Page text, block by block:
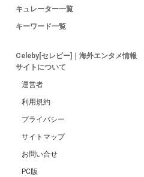
キュレーター一覧
キーワード一覧
Celeby[セレビー]｜海外エンタメ情報
サイトについて
運営者
利用規約
プライバシー
サイトマップ
お問い合せ
PC版